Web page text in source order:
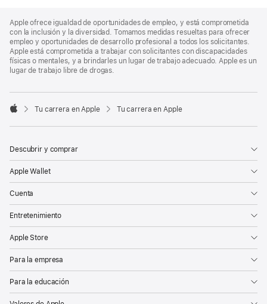
Footer
Apple ofrece igualdad de oportunidades de empleo, y está comprometida
con la inclusión y la diversidad. Tomamos medidas resueltas para ofrecer
empleo y oportunidades de desarrollo profesional a todos los solicitantes.
Apple está comprometida a trabajar con solicitantes con discapacidades
físicas o mentales, y a brindarles un lugar de trabajo adecuado. Apple es un
lugar de trabajo libre de drogas.

Tu carrera en Apple Tu carrera en Apple
Descubrir y comprar
Apple Wallet
Cuenta
Entretenimiento
Apple Store
Para la empresa
Para la educación